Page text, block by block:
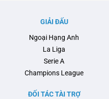
từng được kỳ vọng sẽ mang lại
GIẢI ĐẤU
Ngoại Hạng Anh
La Liga
Serie A
Champions League
ĐỐI TÁC TÀI TRỢ